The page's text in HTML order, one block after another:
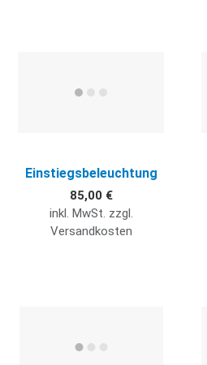
Einstiegsbeleuchtung
85,00 €
inkl. MwSt. zzgl.
Versandkosten